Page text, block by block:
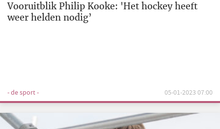
Vooruitblik Philip Kooke: 'Het hockey heeft
weer helden nodig’
- de sport - 05-01-2023 07:00